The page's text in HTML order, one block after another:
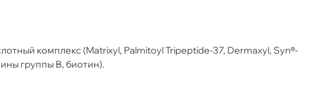
комплекс (Matrixyl, Palmitoyl Tripeptide-37, Dermaxyl, Syn®-
группы В, биотин).